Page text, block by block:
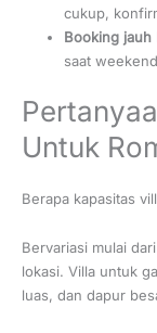
cukup,
Booking jauh
saat
Untuk
Berapa kapasitas
Bervariasi mulai
lokasi. Villa untuk
luas, dan dapur